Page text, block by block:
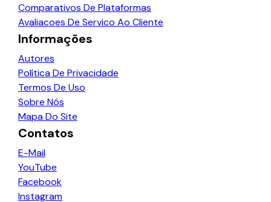
Comparativos De Plataformas
Avaliacoes De Servico Ao Cliente
Informações
Autores
Política De Privacidade
Termos De Uso
Sobre Nós
Mapa Do Site
Contatos
E-Mail
YouTube
Facebook
Instagram